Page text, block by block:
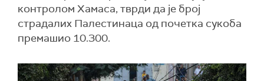
контролом Хамаса, тврди да је број
страдалих Палестинаца од почетка сукоба
премашио 10.300.